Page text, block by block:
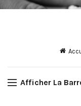
Afficher La